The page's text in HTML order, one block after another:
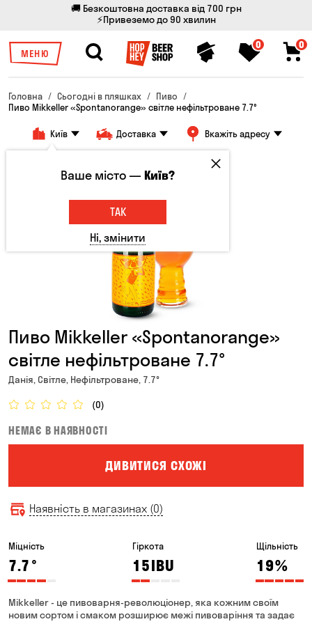
🚚 Безкоштовна доставка від 700 грн
⚡Привеземо до 90 хвилин
МЕНЮ
0 0
Головна Сьогодні в пляшках
Пиво
Пиво Mikkeller «Spontanorange» світле нефільтроване 7.7°
Київ Доставка Вкажіть адресу
Пиво Mikkeller «Spontanorange»
світле нефільтроване 7.7°
Данія, Світле, Нефільтроване, 7.7°
(0)
НЕМАЄ В НАЯВНОСТІ
ДИВИТИСЯ СХОЖІ
Наявність в магазинах (0)
Міцність
7.7°
Гіркота
15IBU
Щільність
19%
Mikkeller - це пивоварня-революціонер, яка кожним своїм
новим сортом і смаком розширює межі пивоваріння та задає
Ваше місто —Київ?
ТАК
Ні, змінити